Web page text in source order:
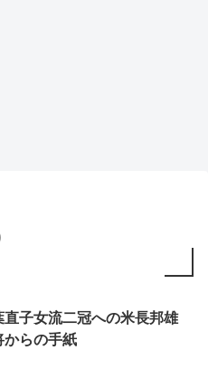
直子女流二冠への米長邦雄
からの手紙